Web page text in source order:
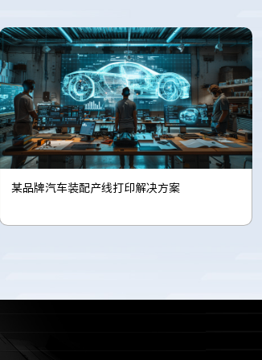
某品牌汽车装配产线打印解决方案